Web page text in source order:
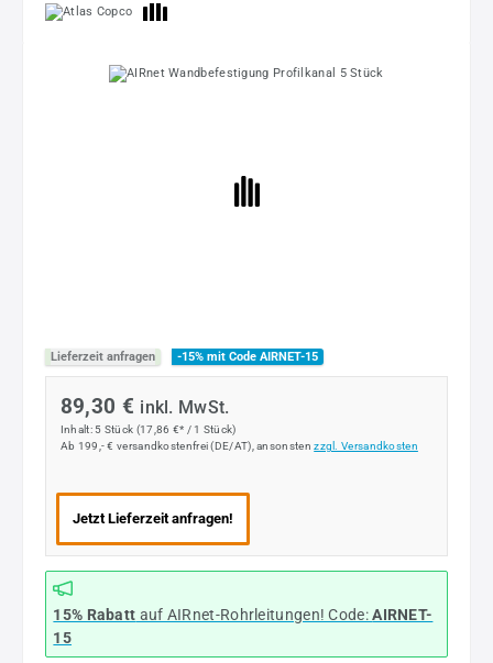
Bildergalerie überspringen
Lieferzeit anfragen -15% mit Code AIRNET-15
89,30 € inkl. MwSt.
Inhalt: 5 Stück (17,86 €* / 1 Stück)
Ab 199,- € versandkostenfrei (DE/AT), ansonstenzzgl. Versandkosten
Jetzt Lieferzeit anfragen!
15% Rabatt auf AIRnet-Rohrleitungen! Code:AIRNET-
15